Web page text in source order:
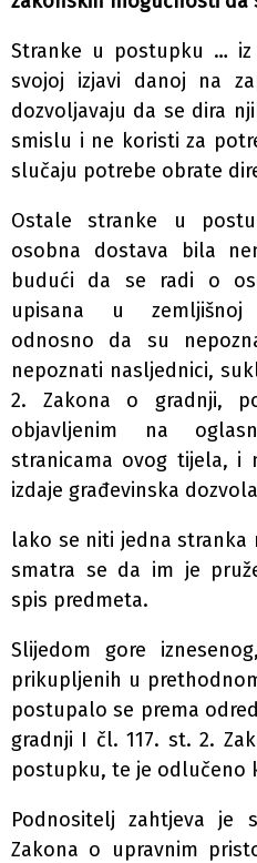
Stranke u postupku …
svojoj izjavi danoj na
dozvoljavaju da se dira
smislu i ne koristi za
slučaju potrebe obrate
Ostale stranke u
osobna dostava bila
budući da se radi o
upisana u
odnosno da su
nepoznati nasljednici,
2. Zakona o gradnji,
objavljenim na
stranicama ovog tijela, i
izdaje građevinska
lako se niti jedna stranka
smatra se da im je
spis predmeta.
Slijedom gore
prikupljenih u
postupalo se prema
gradnji I čl. 117. st. 2.
postupku, te je odlučeno
Podnositelj zahtjeva je
Zakona o upravnim